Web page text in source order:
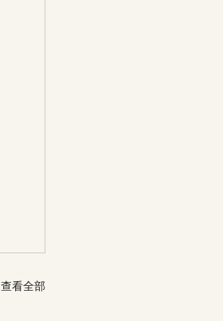
查看全部